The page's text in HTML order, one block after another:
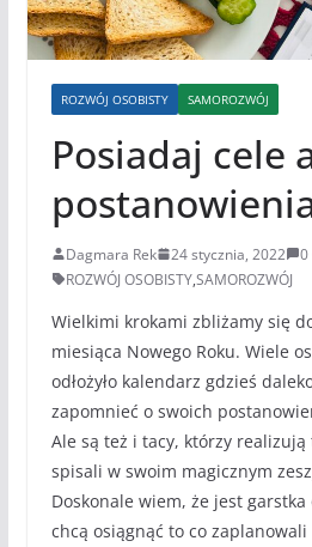
ROZWÓJ OSOBISTY SAMOROZWÓJ
Posiadaj cele
Dagmara Rek 24 stycznia, 2022
0
ROZWÓJ OSOBISTY,SAMOROZWÓJ
Wielkimi krokami zbliżamy się
miesiąca Nowego Roku. Wiele
odłożyło kalendarz gdzieś
zapomnieć o swoich
Ale są też i tacy, którzy realizują
spisali w swoim magicznym
Doskonale wiem, że jest
chcą osiągnąć to co